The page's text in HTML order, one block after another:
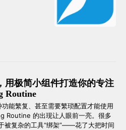
用极简小组件打造你的专注
Routine
能繁复、甚至需要繁琐配置才能使用
Routine 的出现让人眼前一亮。很多
被复杂的工具“绑架”——花了大把时间